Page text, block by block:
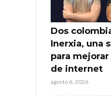
Dos
Inerxia, una
para
de internet
agosto 6, 2026